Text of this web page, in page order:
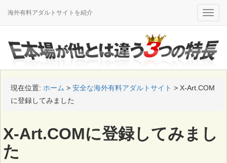
Toggle
海外有料アダルトサイトを紹介
現在位置: ホーム > 安全な海外有料アダルトサイト > X-Art.COM
に登録してみました
X-Art.COMに登録してみまし
た